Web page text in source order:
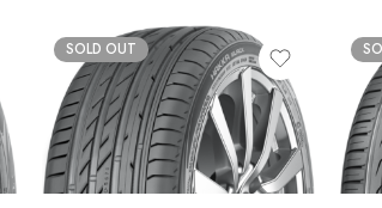
SOLD OUT